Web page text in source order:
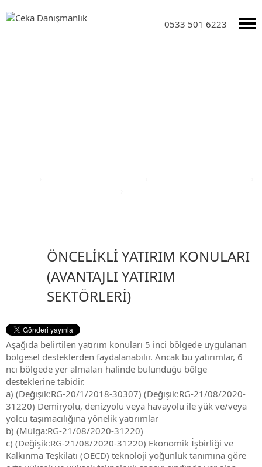
0533 501 6223
ÖNCELİKLİ YATIRIM KONULARI
(AVANTAJLI YATIRIM
SEKTÖRLERİ)
Aşağıda belirtilen yatırım konuları 5 inci bölgede uygulanan
bölgesel desteklerden faydalanabilir. Ancak bu yatırımlar, 6
ncı bölgede yer almaları halinde bulunduğu bölge
desteklerine tabidir.
a) (Değişik:RG-20/1/2018-30307) (Değişik:RG-21/08/2020-
31220) Demiryolu, denizyolu veya havayolu ile yük ve/veya
yolcu taşımacılığına yönelik yatırımlar
b) (Mülga:RG-21/08/2020-31220)
c) (Değişik:RG-21/08/2020-31220) Ekonomik İşbirliği ve
Kalkınma Teşkilatı (OECD) teknoloji yoğunluk tanımına göre